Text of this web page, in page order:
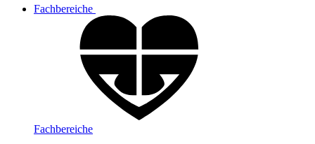
Fachbereiche
Fachbereiche